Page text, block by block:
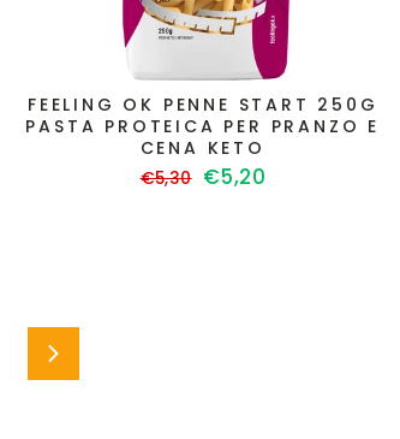
FEELING OK PENNE START 250G
PASTA PROTEICA PER PRANZO E
CENA KETO
Prezzo
€5,30 Prezzo
€5,20
Successivo